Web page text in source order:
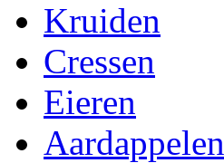
Kruiden
Cressen
Eieren
Aardappelen